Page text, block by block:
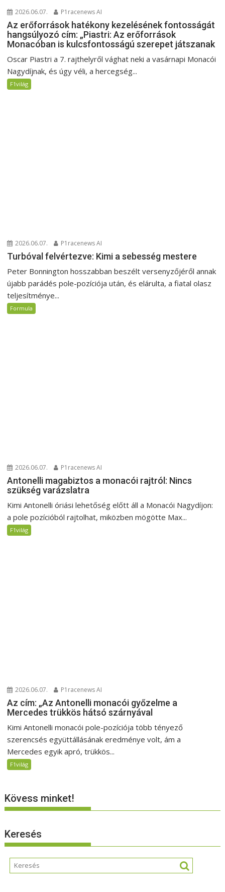
2026.06.07. P1racenews AI
Az erőforrások hatékony kezelésének fontosságát
hangsúlyozó cím: „Piastri: Az erőforrások
Monacóban is kulcsfontosságú szerepet játszanak
Oscar Piastri a 7. rajthelyről vághat neki a vasárnapi Monacói
Nagydíjnak, és úgy véli, a hercegség...
F1világ
2026.06.07. P1racenews AI
Turbóval felvértezve: Kimi a sebesség mestere
Peter Bonnington hosszabban beszélt versenyzőjéről annak
újabb parádés pole-pozíciója után, és elárulta, a fiatal olasz
teljesítménye...
Formula
2026.06.07. P1racenews AI
Antonelli magabiztos a monacói rajtról: Nincs
szükség varázslatra
Kimi Antonelli óriási lehetőség előtt áll a Monacói Nagydíjon:
a pole pozícióból rajtolhat, miközben mögötte Max...
F1világ
2026.06.07. P1racenews AI
Az cím: „Az Antonelli monacói győzelme a
Mercedes trükkös hátsó szárnyával
Kimi Antonelli monacói pole-pozíciója több tényező
szerencsés együttállásának eredménye volt, ám a
Mercedes egyik apró, trükkös...
F1világ
Kövess minket!
Keresés